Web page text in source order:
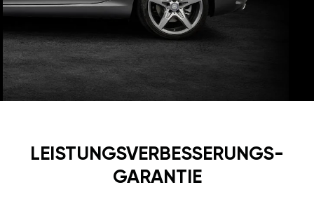
LEISTUNGSVERBESSE­RUNGS­
GARANTIE